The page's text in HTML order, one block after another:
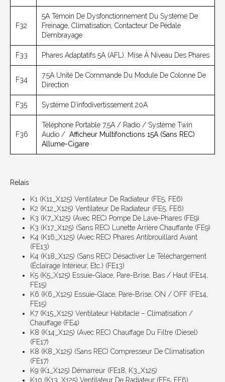
F32
5A Témoin De Dysfonctionnement Du Système De
Freinage, Climatisation, Contacteur De Pédale
D’embrayage
F33 Phares Adaptatifs 5A (AFL). Mise À Niveau Des Phares
F34
7.5A Unité De Commande Du Module De Colonne De
Direction
F35 Système D’infodivertissement 20A
F36
Téléphone Portable 7,5A / Radio / Système Twin
Audio / Afficheur Multifonctions 15A (sans REC)
Allume-Cigare
Relais
K1 (K11_X125) Ventilateur De Radiateur (FE5, FE6)
K2 (K12_X125) Ventilateur De Radiateur (FE5, FE6)
K3 (K7_X125) (avec REC) Pompe De Lave-Phares (FE9)
K3 (K17_X125) (sans REC) Lunette Arrière Chauffante (FE9)
K4 (K16_X125) (avec REC) Phares Antibrouillard Avant
(FE13)
K4 (K18_X125) (sans REC) Désactiver Le Téléchargement
(éclairage Intérieur, Etc.) (FE13)
K5 (K5_X125) Essuie-Glace, Pare-Brise, Bas / Haut (FE14,
FE15)
K6 (K6_X125) Essuie-Glace, Pare-Brise, ON / OFF (FE14,
FE15)
K7 (K15_X125) Ventilateur Habitacle – Climatisation /
Chauffage (FE4)
K8 (K14_X125) (avec REC) Chauffage Du Filtre (Diesel)
(FE17)
K8 (K8_X125) (sans REC) Compresseur De Climatisation
(FE17)
K9 (K1_X125) Démarreur (FE18, K3_X125)
K10 (K13_X125) Ventilateur De Radiateur (FE5, FE6)